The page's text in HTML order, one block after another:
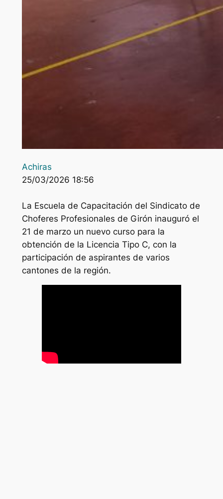
Achiras
25/03/2026 18:56
La Escuela de Capacitación del Sindicato de
Choferes Profesionales de Girón inauguró el
21 de marzo un nuevo curso para la
obtención de la Licencia Tipo C, con la
participación de aspirantes de varios
cantones de la región.